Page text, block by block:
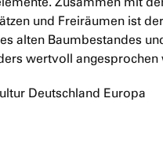
und Freiräumen ist
alten Baumbestandes
wertvoll angesprochen
Deutschland Europa